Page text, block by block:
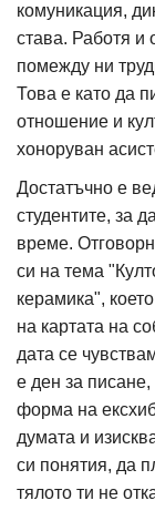
комуникация,
става. Работя и
помежду ни
Това е като да
отношение и
хоноруван
Достатъчно е
студентите, за
време.
си на тема
керамика",
на картата на
дата се
е ден за
форма на
думата и
си понятия, да
тялото ти не